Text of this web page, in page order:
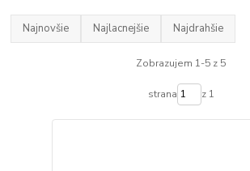
Najnovšie Najlacnejšie Najdrahšie
Zobrazujem 1-5 z 5
strana z 1